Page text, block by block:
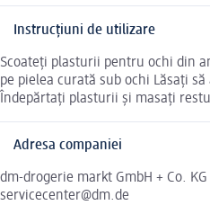
Instrucțiuni de utilizare
Scoateți plasturii pentru ochi din
pe pielea curată sub ochi Lăsați
Îndepărtați plasturii și masați
Adresa companiei
dm-drogerie markt GmbH + Co.
servicecenter@dm.de